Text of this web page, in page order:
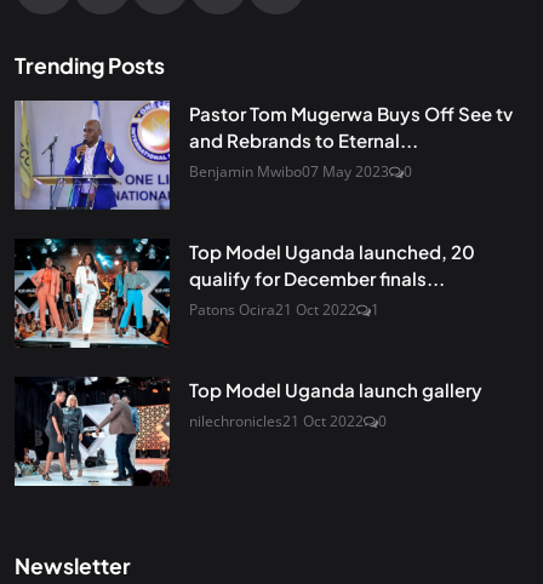
Trending Posts
Pastor Tom Mugerwa Buys Off See tv
and Rebrands to Eternal...
Benjamin Mwibo07 May 2023 0
Top Model Uganda launched, 20
qualify for December finals...
Patons Ocira21 Oct 2022 1
Top Model Uganda launch gallery
nilechronicles21 Oct 2022 0
Newsletter